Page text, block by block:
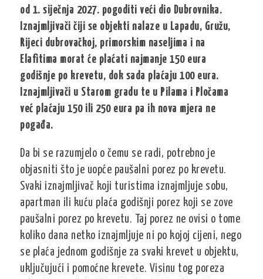
od 1. siječnja 2027. pogoditi veći dio Dubrovnika.
Iznajmljivači čiji se objekti nalaze u Lapadu, Gružu,
Rijeci dubrovačkoj, primorskim naseljima i na
Elafitima morat će plaćati najmanje 150 eura
godišnje po krevetu, dok sada plaćaju 100 eura.
Iznajmljivači u Starom gradu te u Pilama i Pločama
već plaćaju 150 ili 250 eura pa ih nova mjera ne
pogađa.
Da bi se razumjelo o čemu se radi, potrebno je
objasniti što je uopće paušalni porez po krevetu.
Svaki iznajmljivač koji turistima iznajmljuje sobu,
apartman ili kuću plaća godišnji porez koji se zove
paušalni porez po krevetu. Taj porez ne ovisi o tome
koliko dana netko iznajmljuje ni po kojoj cijeni, nego
se plaća jednom godišnje za svaki krevet u objektu,
uključujući i pomoćne krevete. Visinu tog poreza